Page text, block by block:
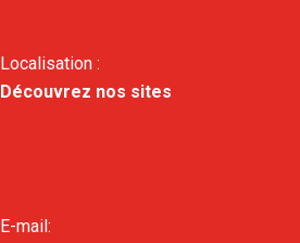
Localisation :
Découvrez nos sites
E-mail: